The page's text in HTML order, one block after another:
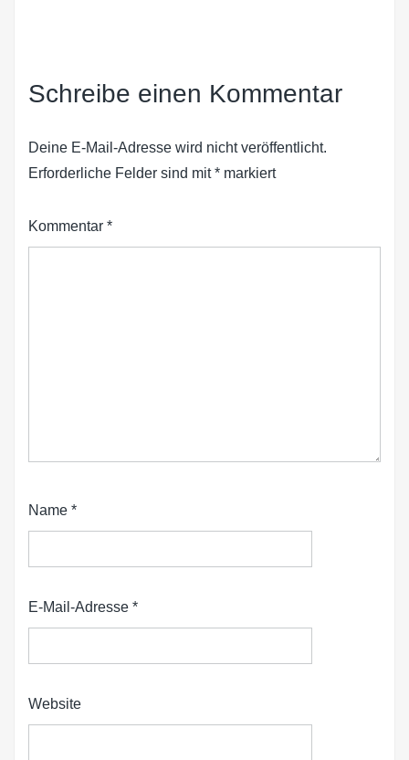
Schreibe einen Kommentar
Deine E-Mail-Adresse wird nicht veröffentlicht.
Erforderliche Felder sind mit* markiert
Kommentar *
Name *
E-Mail-Adresse *
Website